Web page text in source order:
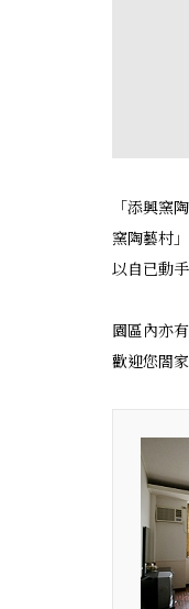
「添興窯
窯陶藝村
以自已動
園區內亦
歡迎您閤